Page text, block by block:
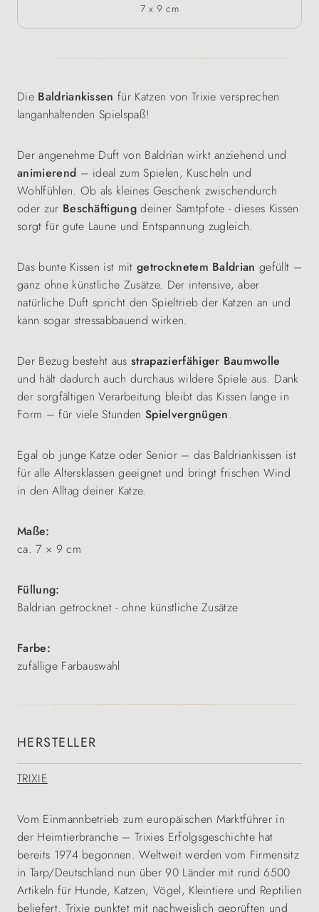
7 x 9 cm
Die Baldriankissen für Katzen von Trixie versprechen
langanhaltenden Spielspaß!
Der angenehme Duft von Baldrian wirkt anziehend und
animierend – ideal zum Spielen, Kuscheln und
Wohlfühlen. Ob als kleines Geschenk zwischendurch
oder zur Beschäftigungdeiner Samtpfote - dieses Kissen
sorgt für gute Laune und Entspannung zugleich.
Das bunte Kissen ist mit getrocknetem Baldrian gefüllt –
ganz ohne künstliche Zusätze. Der intensive, aber
natürliche Duft spricht den Spieltrieb der Katzen an und
kann sogar stressabbauend wirken.
Der Bezug besteht ausstrapazierfähiger Baumwolle
und hält dadurch auch durchaus wildere Spiele aus. Dank
der sorgfältigen Verarbeitung bleibt das Kissen lange in
Form – für viele StundenSpielvergnügen.
Egal ob junge Katze oder Senior – das Baldriankissen ist
für alle Altersklassen geeignet und bringt frischen Wind
in den Alltag deiner Katze.
Maße:
ca. 7 × 9 cm
Füllung:
Baldrian getrocknet - ohne künstliche Zusätze
Farbe:
zufällige Farbauswahl
HERSTELLER
TRIXIE
Vom Einmannbetrieb zum europäischen Marktführer in
der Heimtierbranche – Trixies Erfolgsgeschichte hat
bereits 1974 begonnen. Weltweit werden vom Firmensitz
in Tarp/Deutschland nun über 90 Länder mit rund 6500
Artikeln für Hunde, Katzen, Vögel, Kleintiere und Reptilien
beliefert. Trixie punktet mit nachweislich geprüften und